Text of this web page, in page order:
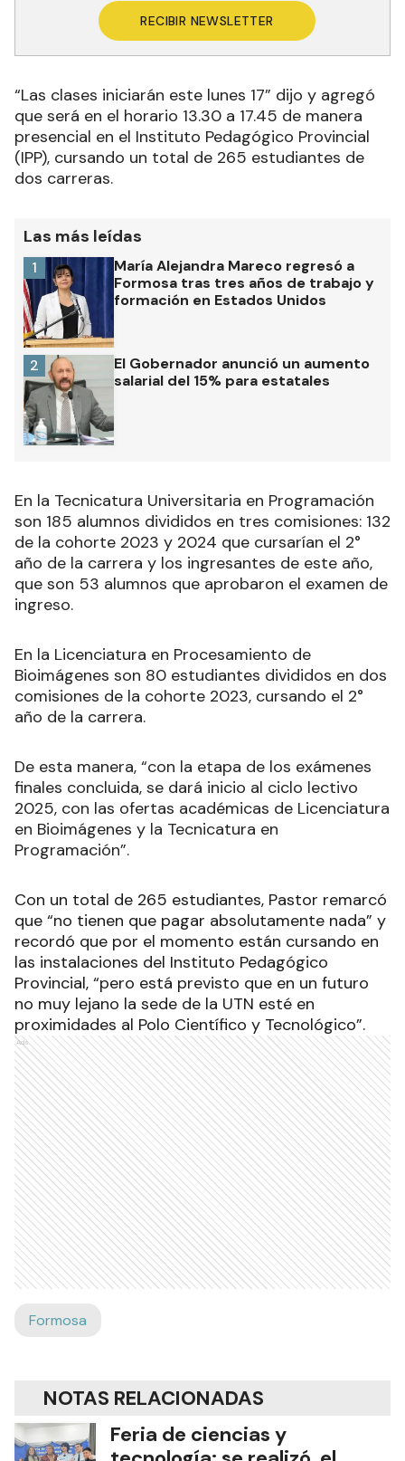
RECIBIR NEWSLETTER
“Las clases iniciarán este lunes 17” dijo y agregó
que será en el horario 13.30 a 17.45 de manera
presencial en el Instituto Pedagógico Provincial
(IPP), cursando un total de 265 estudiantes de
dos carreras.
Las más leídas
María Alejandra Mareco regresó a
Formosa tras tres años de trabajo y
formación en Estados Unidos
1
El Gobernador anunció un aumento
salarial del 15% para estatales
2
En la Tecnicatura Universitaria en Programación
son 185 alumnos divididos en tres comisiones: 132
de la cohorte 2023 y 2024 que cursarían el 2°
año de la carrera y los ingresantes de este año,
que son 53 alumnos que aprobaron el examen de
ingreso.
En la Licenciatura en Procesamiento de
Bioimágenes son 80 estudiantes divididos en dos
comisiones de la cohorte 2023, cursando el 2°
año de la carrera.
De esta manera, “con la etapa de los exámenes
finales concluida, se dará inicio al ciclo lectivo
2025, con las ofertas académicas de Licenciatura
en Bioimágenes y la Tecnicatura en
Programación”.
Con un total de 265 estudiantes, Pastor remarcó
que “no tienen que pagar absolutamente nada” y
recordó que por el momento están cursando en
las instalaciones del Instituto Pedagógico
Provincial, “pero está previsto que en un futuro
no muy lejano la sede de la UTN esté en
proximidades al Polo Científico y Tecnológico”.
Ads
Formosa
NOTAS RELACIONADAS
Feria de ciencias y